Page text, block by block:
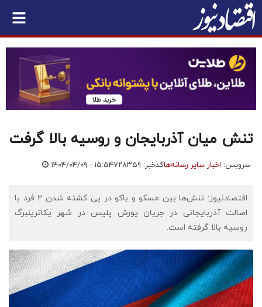
تنش‌ میان آذربایجان و روسیه بالا گرفت
سرویس: اخبار سایر رسانه‌هاکدخبر: ۷۲۸۳۵۹ ۱۴۰۴/۰۴/۰۹ - ۱۵:۵۴
اقتصادنیوز: تنش‌ها بین مسکو و باکو در پی کشته شدن ۲ فرد با
اصالت آذربایجانی در جریان یورش پلیس در شهر یکاترینبرگ
روسیه بالا گرفته است.